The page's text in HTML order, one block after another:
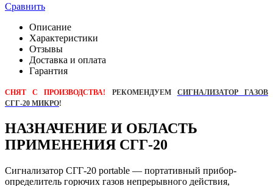
Сравнить
Описание
Характеристики
Отзывы
Доставка и оплата
Гарантия
СНЯТ С ПРОИЗВОДСТВА! РЕКОМЕНДУЕМ СИГНАЛИЗАТОР ГАЗОВ
СГГ-20 МИКРО!
НАЗНАЧЕНИЕ И ОБЛАСТЬ
ПРИМЕНЕНИЯ СГГ-20
Сигнализатор СГГ-20 portable — портативный прибор-
определитель горючих газов непрерывного действия,